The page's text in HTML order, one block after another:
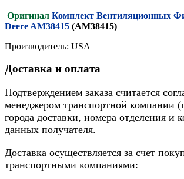
Оригинал Комплект Вентиляционных
Deere AM38415 (AM38415)
Производитель: USA
Доставка и оплата
Подтверждением заказа считается
менеджером транспортной компании
города доставки, номера отделения и
данных получателя.
Доставка осуществляется за счет
транспортными компаниями: